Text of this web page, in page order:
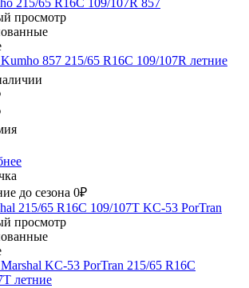
просмотр
857 215/65 R16C 109/107R летние
до сезона 0₽
просмотр
KC-53 PorTran 215/65 R16C
летние